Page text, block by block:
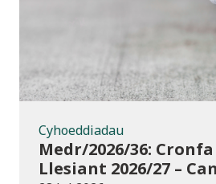
Cyhoeddiadau
Medr/2026/36:
Llesiant 2026/27 –